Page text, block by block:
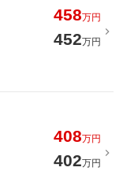
458万円
452万円
408万円
402万円